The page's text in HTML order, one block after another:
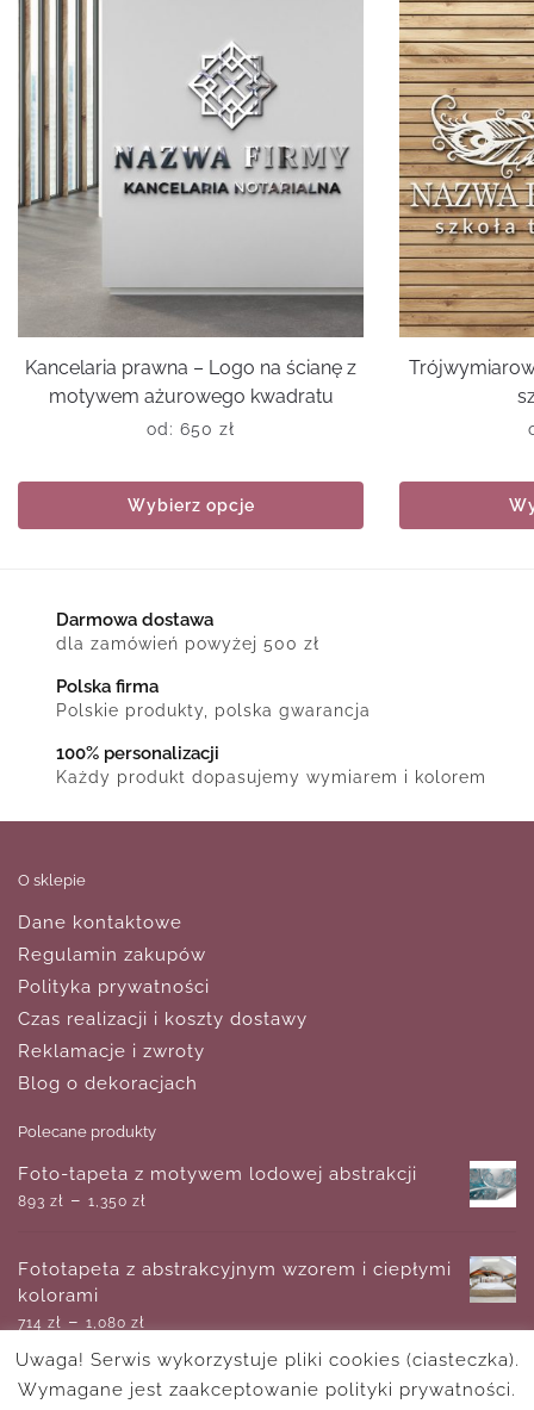
Kancelaria prawna – Logo na ścianę z
motywem ażurowego kwadratu
od: 650 zł
Wybierz opcje
Darmowa dostawa
dla zamówień powyżej 500 zł
Polska firma
Polskie produkty, polska gwarancja
100% personalizacji
Każdy produkt dopasujemy wymiarem i kolorem
O sklepie
Dane kontaktowe
Regulamin zakupów
Polityka prywatności
Czas realizacji i koszty dostawy
Reklamacje i zwroty
Blog o dekoracjach
Polecane produkty
Foto-tapeta z motywem lodowej abstrakcji
893 zł – 1,350 zł
Fototapeta z abstrakcyjnym wzorem i ciepłymi
kolorami
714 zł – 1,080 zł
Obraz Wieża Eiffla w sepii
Uwaga! Serwis wykorzystuje pliki cookies (ciasteczka).
Wymagane jest zaakceptowanie polityki prywatności.